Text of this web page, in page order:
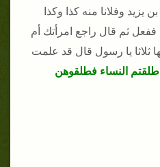
يزيد وفلانا منه كذا وكذا
ففعل ثم قال راجع امرأتك أم
ثلاثا يا رسول قال قد علمت
طلقتم النساء فطلقوهن